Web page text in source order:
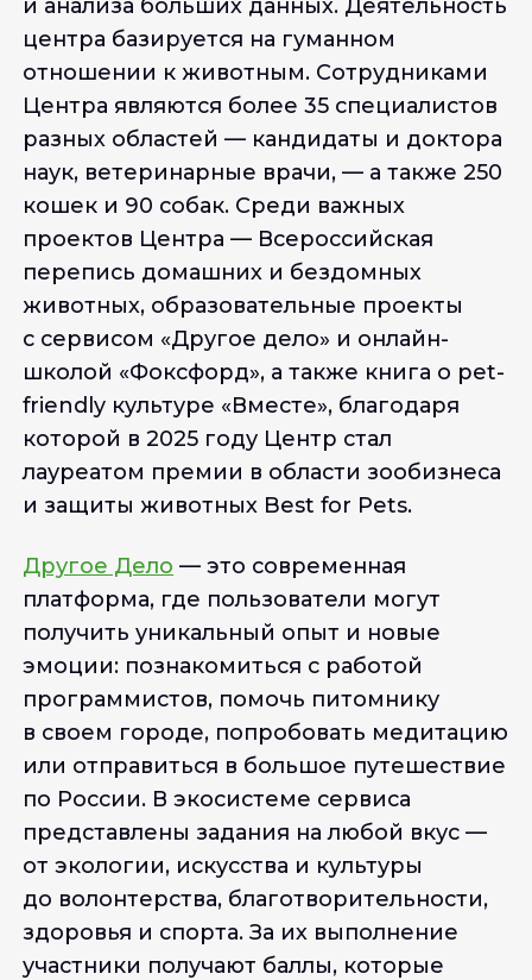
центра базируется на гуманном
отношении к животным. Сотрудниками
Центра являются более 35 специалистов
разных областей — кандидаты и доктора
наук, ветеринарные врачи, — а также 250
кошек и 90 собак. Среди важных
проектов Центра — Всероссийская
перепись домашних и бездомных
животных, образовательные проекты
с сервисом «Другое дело» и онлайн-
школой «Фоксфорд», а также книга о pet-
friendly культуре «Вместе», благодаря
которой в 2025 году Центр стал
лауреатом премии в области зообизнеса
и защиты животных Best for Pets.
Другое Дело — это современная
платформа, где пользователи могут
получить уникальный опыт и новые
эмоции: познакомиться с работой
программистов, помочь питомнику
в своем городе, попробовать медитацию
или отправиться в большое путешествие
по России. В экосистеме сервиса
представлены задания на любой вкус —
от экологии, искусства и культуры
до волонтерства, благотворительности,
здоровья и спорта. За их выполнение
участники получают баллы, которые